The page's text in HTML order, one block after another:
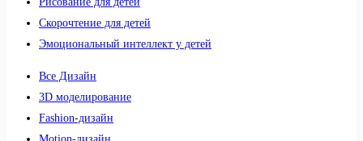
Скорочтение для детей
Эмоциональный интеллект у детей
Все Дизайн
3D моделирование
Fashion-дизайн